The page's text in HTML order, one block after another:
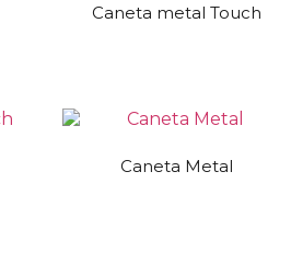
Caneta metal Touch
Caneta Metal